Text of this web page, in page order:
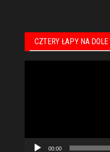
CZTERY ŁAPY NA DOLE
00:00